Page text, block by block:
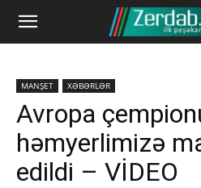
MANŞET XƏBƏRLƏR
Avropa
həmyerlimizə
edildi – VİDEO